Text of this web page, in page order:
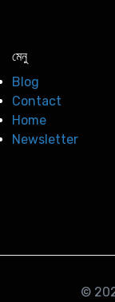
মেনু
Blog
Contact
Home
Newsletter
©